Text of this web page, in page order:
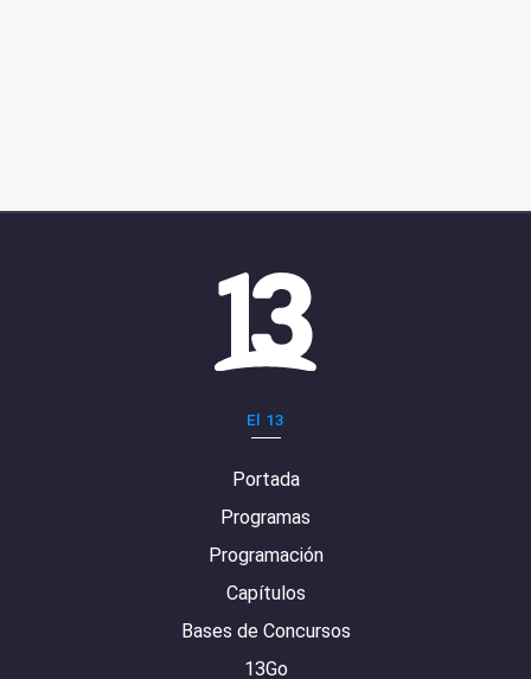
El 13
Portada
Programas
Programación
Capítulos
Bases de Concursos
13Go